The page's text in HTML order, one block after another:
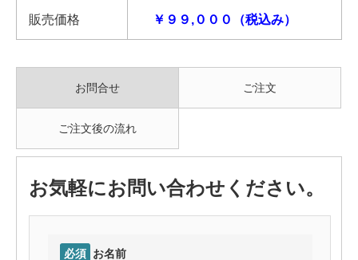
販売価格 ￥９９,０００（税込み）
お問合せ ご注文
ご注文後の流れ
お気軽にお問い合わせください。
必須 お名前